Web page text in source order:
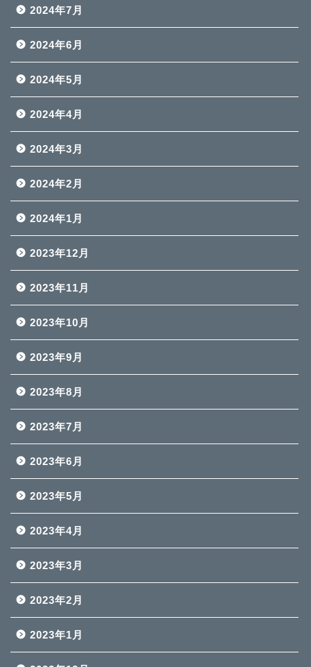
2024年7月
2024年6月
2024年5月
2024年4月
2024年3月
2024年2月
2024年1月
2023年12月
2023年11月
2023年10月
2023年9月
2023年8月
2023年7月
2023年6月
2023年5月
2023年4月
2023年3月
2023年2月
2023年1月